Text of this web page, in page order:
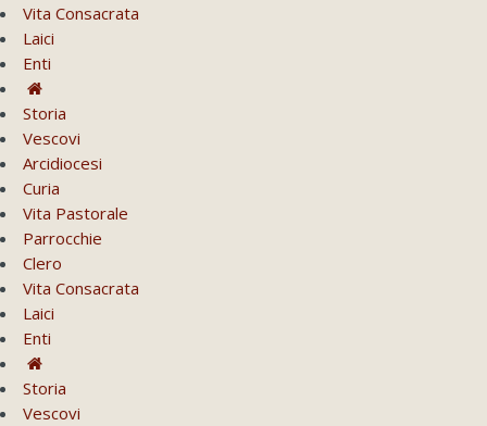
Vita Consacrata
Laici
Enti
Storia
Vescovi
Arcidiocesi
Curia
Vita Pastorale
Parrocchie
Clero
Vita Consacrata
Laici
Enti
Storia
Vescovi